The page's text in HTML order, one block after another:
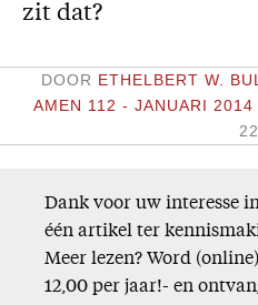
Vragen en opmerkingen
En verder
zit dat?
DOOR ETHELBERT W.
AMEN 112 - JANUARI 2014
22
Dank voor uw interesse
één artikel ter
Meer lezen? Word
12,00 per jaar!- en